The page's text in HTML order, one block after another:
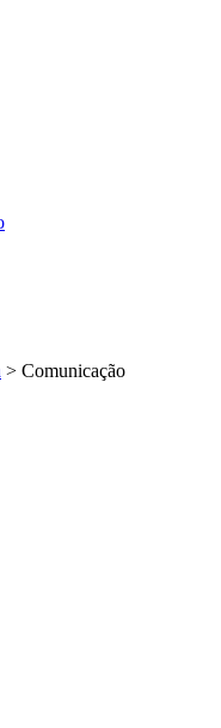
> Comunicação